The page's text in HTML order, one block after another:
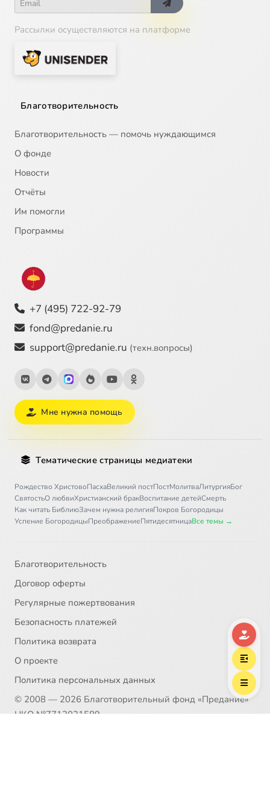
Рассылки осуществляются на платформе
Благотворительность
Благотворительность — помочь нуждающимся
О фонде
Новости
Отчёты
Им помогли
Программы
+7 (495) 722-92-79
fond@predanie.ru
support@predanie.ru (техн.вопросы)
Мне нужна помощь
Тематические страницы медиатеки
Рождество ХристовоПасхаВеликий постПостМолитваЛитургияБог
СвятостьО любвиХристианский бракВоспитание детейСмерть
Как читать БиблиюЗачем нужна религияПокров Богородицы
Успение БогородицыПреображениеПятидесятницаВсе темы →
Благотворительность
Договор оферты
Регулярные пожертвования
Безопасность платежей
Политика возврата
О проекте
Политика персональных данных
© 2008 — 2026 Благотворительный фонд «Предание»
НКО №7712031589